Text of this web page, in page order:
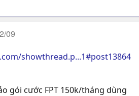
09
showthread.p...1#post13864
gói cước FPT 150k/tháng dùng